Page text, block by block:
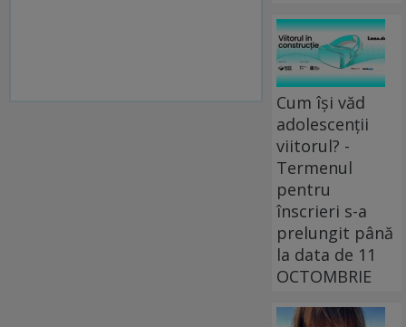
Cum își văd
adolescenții
viitorul? -
Termenul
pentru
înscrieri s-a
prelungit până
la data de 11
OCTOMBRIE